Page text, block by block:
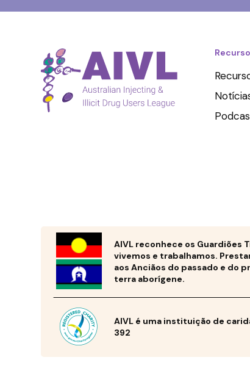
AIVL reconhece os Guardiões
vivemos e trabalhamos.
aos Anciãos do passado e do
terra aborígene.
AIVL é uma instituição de
392